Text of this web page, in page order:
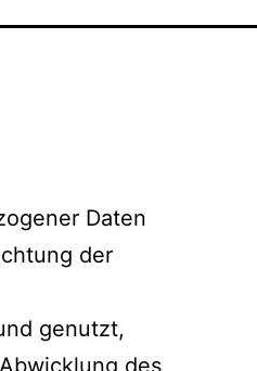
Daten
der
genutzt,
des